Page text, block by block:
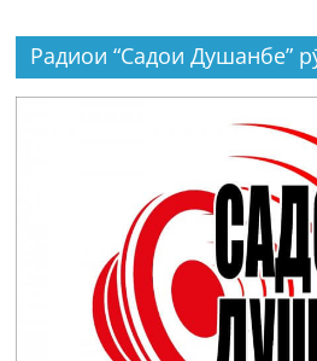
Радиои “Садои Душанбе”